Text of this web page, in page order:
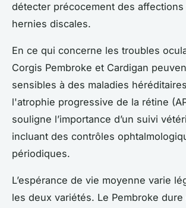
détecter précocement des
hernies discales.
En ce qui concerne les troubles
Corgis Pembroke et Cardigan
sensibles à des maladies
l'atrophie progressive de la rétine
souligne l’importance d’un suivi
incluant des contrôles
périodiques.
L’espérance de vie moyenne varie
les deux variétés. Le Pembroke